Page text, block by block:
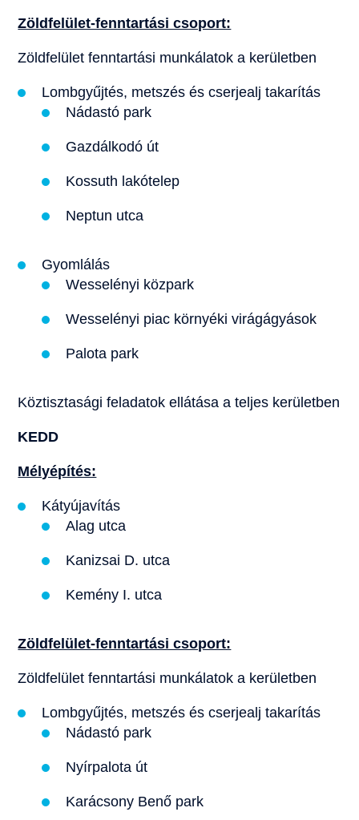
Zöldfelület-fenntartási csoport:
Zöldfelület fenntartási munkálatok a kerületben
Lombgyűjtés, metszés és cserjealj takarítás
Nádastó park
Gazdálkodó út
Kossuth lakótelep
Neptun utca
Gyomlálás
Wesselényi közpark
Wesselényi piac környéki virágágyások
Palota park
Köztisztasági feladatok ellátása a teljes kerületben
KEDD
Mélyépítés:
Kátyújavítás
Alag utca
Kanizsai D. utca
Kemény I. utca
Zöldfelület-fenntartási csoport:
Zöldfelület fenntartási munkálatok a kerületben
Lombgyűjtés, metszés és cserjealj takarítás
Nádastó park
Nyírpalota út
Karácsony Benő park